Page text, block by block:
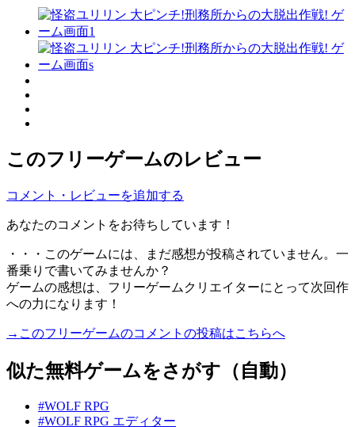
このフリーゲームのレビュー
コメント・レビューを追加する
あなたのコメントをお待ちしています！
・・・このゲームには、まだ感想が投稿されていません。一
番乗りで書いてみませんか？
ゲームの感想は、フリーゲームクリエイターにとって次回作
への力になります！
→このフリーゲームのコメントの投稿はこちらへ
似た無料ゲームをさがす（自動）
#WOLF RPG
#WOLF RPG エディター